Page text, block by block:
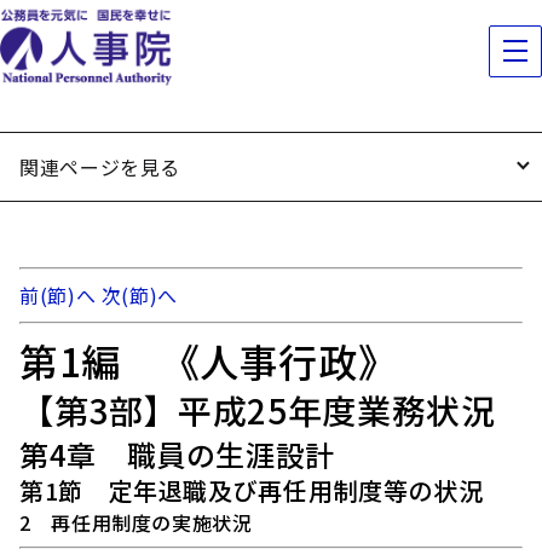
関連ページを見る
前(節)へ 次(節)へ
第1編 《人事行政》
【第3部】平成25年度業務状況
第4章 職員の生涯設計
第1節 定年退職及び再任用制度等の状況
2 再任用制度の実施状況